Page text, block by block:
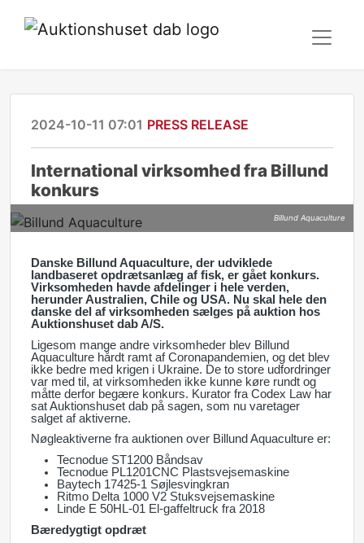
2024-10-11 07:01 PRESS RELEASE
International virksomhed fra Billund
konkurs
Billund Aquaculture
Danske Billund Aquaculture, der udviklede
landbaseret opdrætsanlæg af fisk, er gået konkurs.
Virksomheden havde afdelinger i hele verden,
herunder Australien, Chile og USA. Nu skal hele den
danske del af virksomheden sælges på auktion hos
Auktionshuset dab A/S.
Ligesom mange andre virksomheder blev Billund
Aquaculture hårdt ramt af Coronapandemien, og det blev
ikke bedre med krigen i Ukraine. De to store udfordringer
var med til, at virksomheden ikke kunne køre rundt og
måtte derfor begære konkurs. Kurator fra Codex Law har
sat Auktionshuset dab på sagen, som nu varetager
salget af aktiverne.
Nøgleaktiverne fra auktionen over Billund Aquaculture er:
Tecnodue ST1200 Båndsav
Tecnodue PL1201CNC Plastsvejsemaskine
Baytech 17425-1 Søjlesvingkran
Ritmo Delta 1000 V2 Stuksvejsemaskine
Linde E 50HL-01 El-gaffeltruck fra 2018
Bæredygtigt opdræt